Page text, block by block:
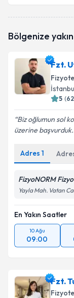
Size bu
E-posta
Kişisel
Metni
Bölgenize
Fzt.
5 (62
Biz oğlumun sol
üzerine
Adres 1
FizyoNORM
Yayla Mah. Vatan
En Yakın Saatler
10 Ağu
09:00
Fzt.